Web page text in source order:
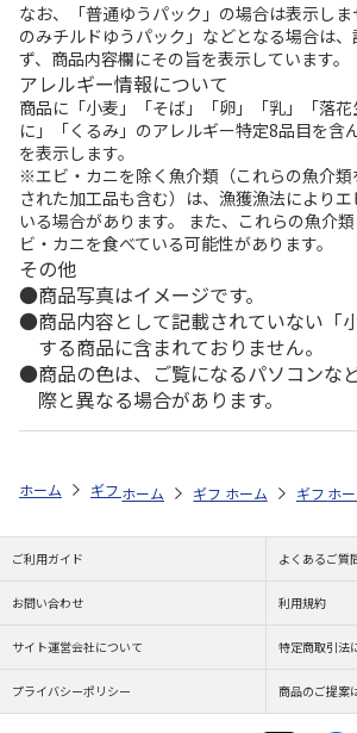
なお、「普通ゆうパック」の場合は表示し
のみチルドゆうパック」などとなる場合は
ず、商品内容欄にその旨を表示しています。
アレルギー情報について
商品に「小麦」「そば」「卵」「乳」「落
に」「くるみ」のアレルギー特定8品目を含
を表示します。
※エビ・カニを除く魚介類（これらの魚介
された加工品も含む）は、漁獲漁法により
いる場合があります。 また、これらの魚介
ビ・カニを食べている可能性があります。
その他
商品写真はイメージです。
商品内容として記載されていない「
する商品に含まれておりません。
商品の色は、ご覧になるパソコンな
際と異なる場合があります。
ホーム ギフトストア お中元・夏ギフト特集
ホーム ギフトストア お中元
ホーム ギフト
ホ
ご利用ガイド よくあるご質
お問い合わせ 利用規約
サイト運営会社について 特定商取引法
プライバシーポリシー 商品のご提案